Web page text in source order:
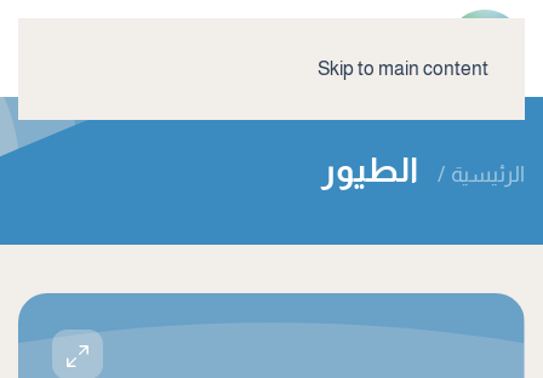
Skip to main content
الرئيسية الطيور